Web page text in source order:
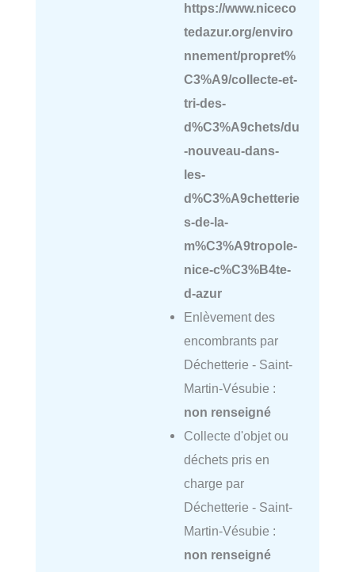
https://www.niceco
tedazur.org/enviro
nnement/propret%
C3%A9/collecte-et-
tri-des-
d%C3%A9chets/du
-nouveau-dans-
les-
d%C3%A9chetterie
s-de-la-
m%C3%A9tropole-
nice-c%C3%B4te-
d-azur
Enlèvement des
encombrants par
Déchetterie - Saint-
Martin-Vésubie :
non renseigné
Collecte d'objet ou
déchets pris en
charge par
Déchetterie - Saint-
Martin-Vésubie :
non renseigné